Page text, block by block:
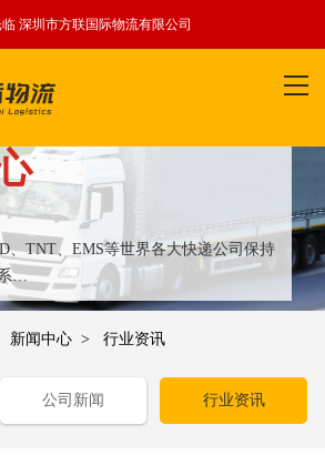
深圳市方联国际物流有限公司
、TNT、EMS等世界各大快递公司保持
输资源,满足国内外客户更多个性化需求
新闻中心 > 行业资讯
公司新闻 行业资讯